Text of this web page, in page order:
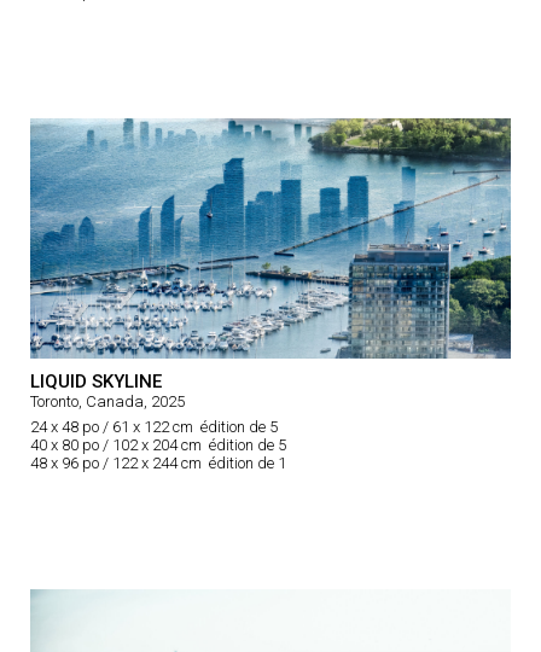
LIQUID SKYLINE
Toronto, Canada, 2025
24 x 48 po / 61 x 122 cm édition de 5
40 x 80 po / 102 x 204 cm édition de 5
48 x 96 po / 122 x 244 cm édition de 1